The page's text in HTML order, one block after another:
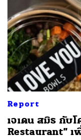
Report
เจเดน สมิธ กับ
Restaurant” เ
ค้นหา